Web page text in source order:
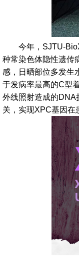
今年，SJTU-
种常染色体隐性遗传
感，日晒部位多发生
于发病率最高的C型
外线照射造成的DNA
关，实现XPC基因在